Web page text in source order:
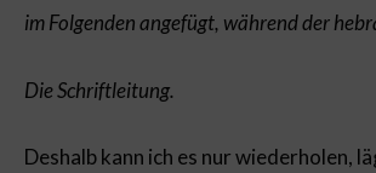
im Folgenden angefügt, während der
Die Schriftleitung.
Deshalb kann ich es nur wiederholen,